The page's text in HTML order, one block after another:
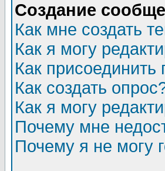
Создание
Как мне создать
Как я могу
Как
Как создать
Как я могу
Почему мне
Почему я не могу